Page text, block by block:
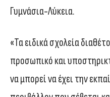
Γυμνάσια-Λύκεια.
«Τα ειδικά σχολεία
προσωπικό και
να μπορεί να έχει την